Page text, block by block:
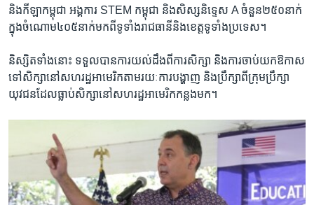
និង​កីឡា​កម្ពុជា អង្គការ STEM កម្ពុជា និង​សិស្ស​និទ្ទេស A ចំនួន​២៥០​នាក់
ក្នុង​ចំណោម​៤០៥​នាក់​មក​ពី​ទូទាំង​រាជធានី​និង​ខេត្ត​ទូទាំង​ប្រទេស។
និស្សិត​ទាំង​នោះ ទទួល​បាន​ការ​យល់ដឹង​ពី​ការ​សិក្សា​ និង​ការ​ចាប់​យក​ឱកាស​
ទៅ​សិក្សា​នៅសហរដ្ឋ​អាមេរិក​តាម​រយៈ​ការ​បង្ហាញ និងប្រឹក្សា​ពី​ក្រុមប្រឹក្សា​
យុវជន​ដែល​ធ្លាប់​សិក្សា​នៅ​សហរដ្ឋ​អាមេរិក​កន្លង​មក។